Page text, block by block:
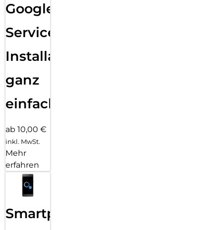
Google
Services
Installation
ganz
einfach
ab 10,00 €
inkl. MwSt.
Mehr
erfahren
Smartphone